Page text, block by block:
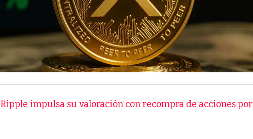
Ripple impulsa su valoración con recompra de acciones por